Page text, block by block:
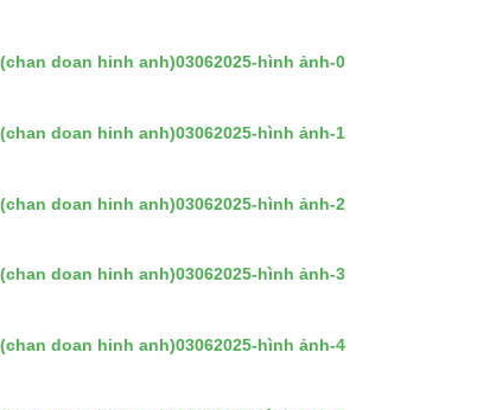
(chan doan hinh anh)03062025-hình ảnh-0
(chan doan hinh anh)03062025-hình ảnh-1
(chan doan hinh anh)03062025-hình ảnh-2
(chan doan hinh anh)03062025-hình ảnh-3
(chan doan hinh anh)03062025-hình ảnh-4